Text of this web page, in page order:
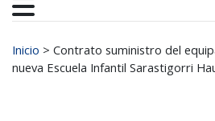
Buscar:
Inicio > Contrato suministro del
nueva Escuela Infantil Sarastigorri